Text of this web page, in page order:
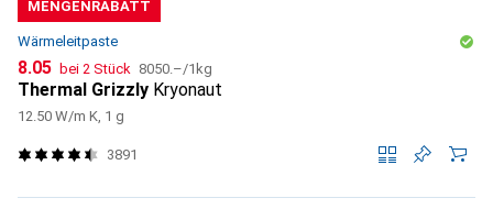
MENGENRABATT
Wärmeleitpaste
CHF
8.05 bei 2 Stück CHF
8050.–/1kg
Thermal Grizzly Kryonaut
12.50 W/m K, 1 g
3891